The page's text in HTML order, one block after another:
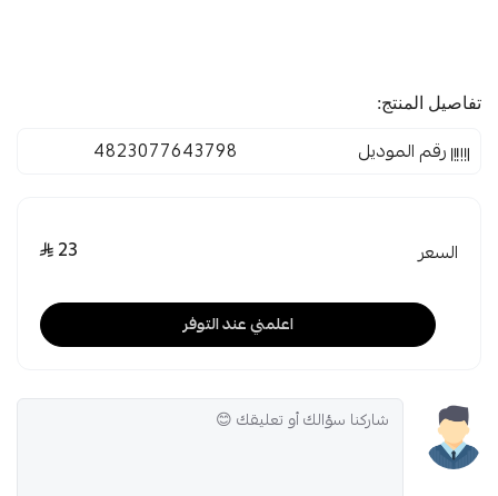
تفاصيل المنتج:
رقم الموديل 4823077643798
السعر 23
اعلمني عند التوفر